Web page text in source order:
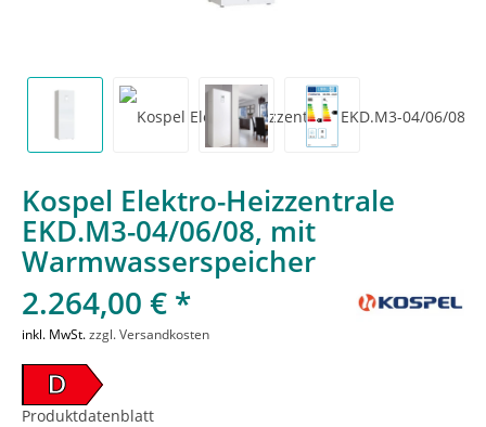
Kospel Elektro-Heizzentrale
EKD.M3-04/06/08, mit
Warmwasserspeicher
2.264,00 € *
inkl. MwSt.zzgl. Versandkosten
D
Produktdatenblatt